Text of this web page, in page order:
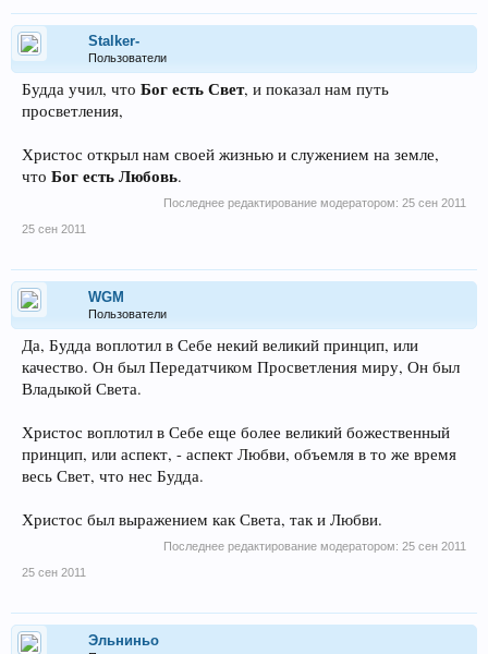
Stalker-
Пользователи
Будда учил, что Бог есть Свет, и показал нам путь
просветления,
Христос открыл нам своей жизнью и служением на земле,
что Бог есть Любовь.
Последнее редактирование модератором: 25 сен 2011
25 сен 2011
WGM
Пользователи
Да, Будда воплотил в Себе некий великий принцип, или
качество. Он был Передатчиком Просветления миру, Он был
Владыкой Света.
Христос воплотил в Себе еще более великий божественный
принцип, или аспект, - аспект Любви, объемля в то же время
весь Свет, что нес Будда.
Христос был выражением как Света, так и Любви.
Последнее редактирование модератором: 25 сен 2011
25 сен 2011
Эльниньо